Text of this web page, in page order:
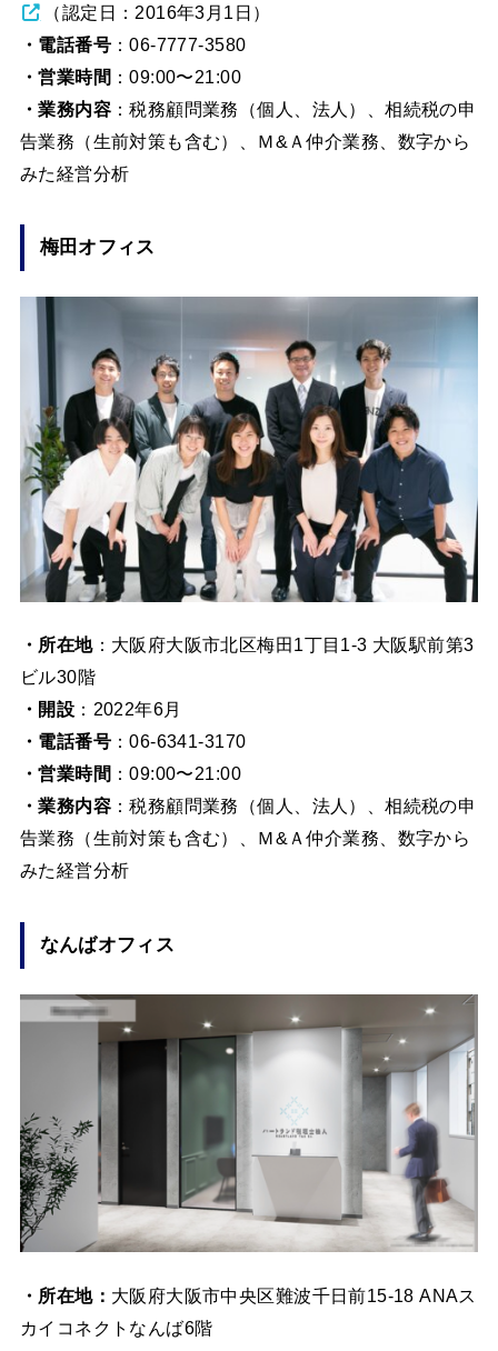
（認定日：2016年3月1日）
・電話番号：06-7777-3580
・営業時間 ：09:00〜21:00
・業務内容：税務顧問業務（個人、法人）、相続税の申
告業務（生前対策も含む）、Ｍ&Ａ仲介業務、数字から
みた経営分析
梅田オフィス
・所在地：大阪府大阪市北区梅田1丁目1-3 大阪駅前第3
ビル30階
・開設 ：2022年6月
・電話番号：06-6341-3170
・営業時間 ：09:00〜21:00
・業務内容：税務顧問業務（個人、法人）、相続税の申
告業務（生前対策も含む）、Ｍ&Ａ仲介業務、数字から
みた経営分析
なんばオフィス
・所在地： 大阪府大阪市中央区難波千日前15-18 ANAス
カイコネクトなんば6階